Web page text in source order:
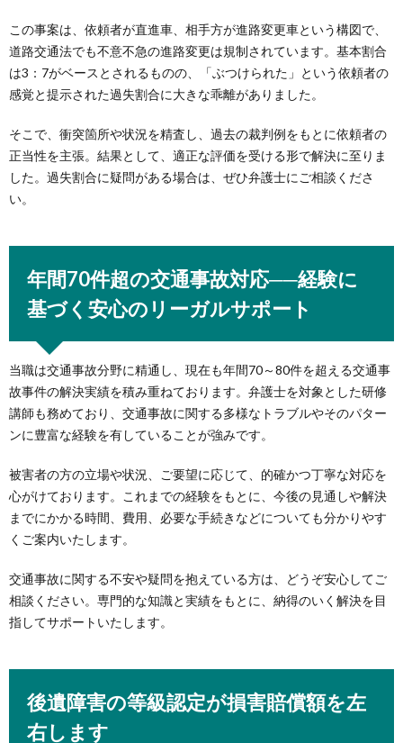
この事案は、依頼者が直進車、相手方が進路変更車という構図で、
道路交通法でも不意不急の進路変更は規制されています。基本割合
は3：7がベースとされるものの、「ぶつけられた」という依頼者の
感覚と提示された過失割合に大きな乖離がありました。
そこで、衝突箇所や状況を精査し、過去の裁判例をもとに依頼者の
正当性を主張。結果として、適正な評価を受ける形で解決に至りま
した。過失割合に疑問がある場合は、ぜひ弁護士にご相談くださ
い。
年間70件超の交通事故対応──経験に
基づく安心のリーガルサポート
当職は交通事故分野に精通し、現在も年間70～80件を超える交通事
故事件の解決実績を積み重ねております。弁護士を対象とした研修
講師も務めており、交通事故に関する多様なトラブルやそのパター
ンに豊富な経験を有していることが強みです。
被害者の方の立場や状況、ご要望に応じて、的確かつ丁寧な対応を
心がけております。これまでの経験をもとに、今後の見通しや解決
までにかかる時間、費用、必要な手続きなどについても分かりやす
くご案内いたします。
交通事故に関する不安や疑問を抱えている方は、どうぞ安心してご
相談ください。専門的な知識と実績をもとに、納得のいく解決を目
指してサポートいたします。
後遺障害の等級認定が損害賠償額を左
右します